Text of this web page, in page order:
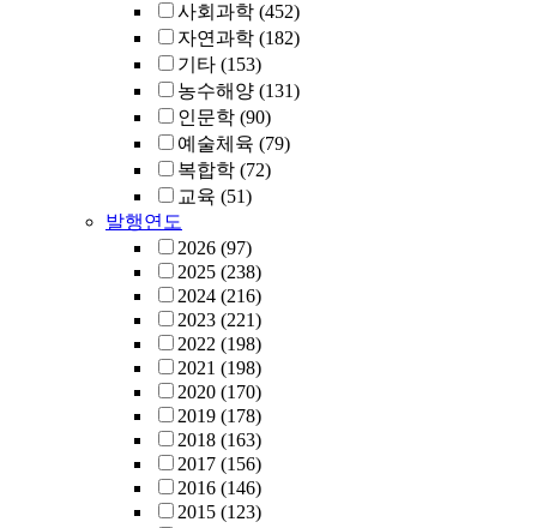
사회과학 (452)
자연과학 (182)
기타 (153)
농수해양 (131)
인문학 (90)
예술체육 (79)
복합학 (72)
교육 (51)
발행연도
2026 (97)
2025 (238)
2024 (216)
2023 (221)
2022 (198)
2021 (198)
2020 (170)
2019 (178)
2018 (163)
2017 (156)
2016 (146)
2015 (123)